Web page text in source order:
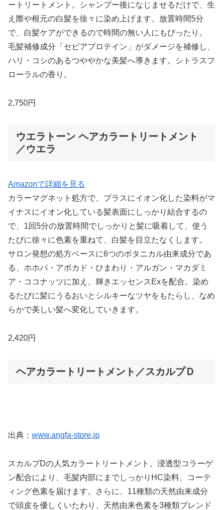
ートリートメント。シャンプー後になじませるだけで、生
え際や根元の白髪を徐々に染め上げます。放置時間5分
で、白髪ケアができるので時間の無い人にもぴったり。
毛髪補修成分「セピアプロテイン」がダメージを補修し、
ハリ・コシのあるつややかな美髪へ導きます。シトラスフ
ローラルの香り。
2,750円
ウエラトーン ヘアカラートリートメント
／ウエラ
Amazonで詳細を見る
カラーマグネット処方で、プラスにイオン化した染料がマ
イナスにイオン化している髪表面にしっかり結合するの
で、1回5分の放置時間でしっかりと髪に吸着して、使う
たびに徐々に色素を重ねて、白髪を目立たなくします。
サロン発想の処方ベースに6つのボタニカル由来成分であ
る、ホホバ・アボカド・ひまわり・アルガン・マカダミ
ア・ココナッツに加え、輝きエッセンスExを配合。染め
るたびに髪にうるおいとシルキーなツヤをもたらし、なめ
らかで美しい髪へ変化していきます。
2,420円
ヘアカラートリートメント／スカルプＤ
出典： www.angfa-store.jp
スカルプDの人気カラートリートメント。浸透型コラーゲ
ン配合により、毛髪内部にまでしっかりHC染料、コーテ
ィング色素を届けます。さらに、11種類の天然由来成分
で頭皮を優しくいたわり、天然由来色素を3種類ブレンド